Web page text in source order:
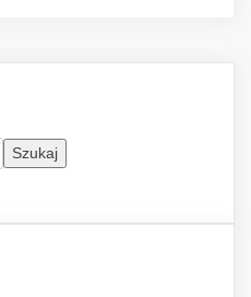
Szukaj